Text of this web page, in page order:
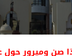
صن وميرور حول